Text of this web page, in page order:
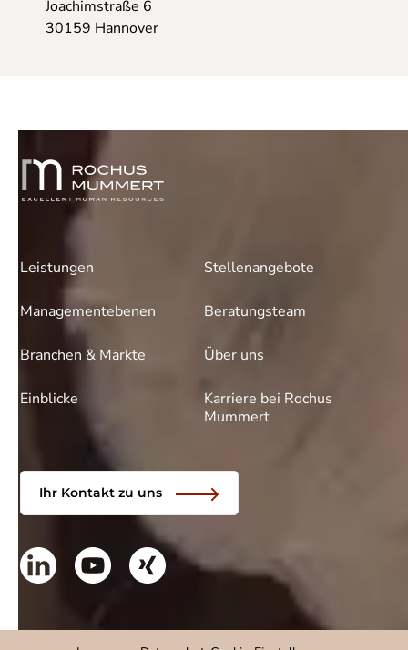
Joachimstraße 6
30159 Hannover
Leistungen Stellenangebote
Managementebenen Beratungsteam
Branchen & Märkte Über uns
Einblicke
Karriere bei Rochus
Mummert
Ihr Kontakt zu uns